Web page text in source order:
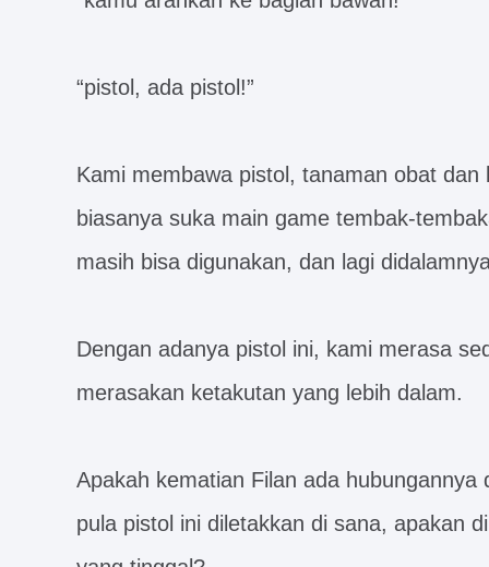
“pistol, ada pistol!”
Kami membawa pistol, tanaman obat
biasanya suka main game tembak-
masih bisa digunakan, dan lagi
Dengan adanya pistol ini, kami merasa
merasakan ketakutan yang lebih dalam.
Apakah kematian Filan ada
pula pistol ini diletakkan di sana, apakan